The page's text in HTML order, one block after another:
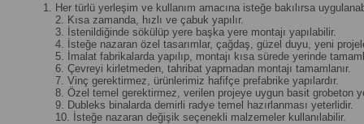
Her türlü yerleşim ve kullanım amacına isteğe bakılırsa
2. Kısa zamanda, hızlı ve çabuk yapılır.
3. İstenildiğinde sökülüp yere başka yere montajı yapılabilir.
4. İsteğe nazaran özel tasarımlar, çağdaş, güzel duyu, yeni
5. İmalat fabrikalarda yapılıp, montajı kısa sürede yerinde
6. Çevreyi kirletmeden, tahribat yapmadan montajı tamamlanır.
7. Vinç gerektirmez, ürünlerimiz hafifçe prefabrike yapılardır.
8. Özel temel gerektirmez, verilen projeye uygun basit grobeton
9. Dubleks binalarda demirli radye temel hazırlanması yeterlidir.
10. İsteğe nazaran değişik seçenekli malzemeler kullanılabilir.